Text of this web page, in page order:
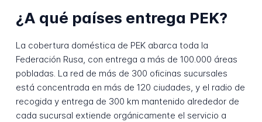
¿A qué países entrega PEK?
La cobertura doméstica de PEK abarca toda la
Federación Rusa, con entrega a más de 100.000 áreas
pobladas. La red de más de 300 oficinas sucursales
está concentrada en más de 120 ciudades, y el radio de
recogida y entrega de 300 km mantenido alrededor de
cada sucursal extiende orgánicamente el servicio a